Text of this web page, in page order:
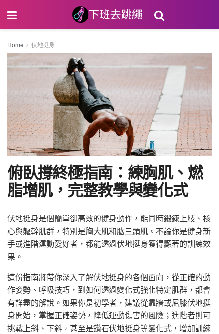
Home 伏地挺身
俯臥撐終極指南：練胸肌、燃
脂增肌，完整教學與變化式
伏地挺身是個簡單卻高效的健身動作，能同時鍛鍊上肢、核
心與軀幹肌群，特別是胸大肌和肱三頭肌。不論你是健身新
手或進階運動愛好者，都能透過伏地挺身獲得顯著的訓練效
果。
這份指南將帶你深入了解伏地挺身的各個面向，從正確的動
作姿勢、呼吸技巧，到如何透過變化式強化特定肌群，都會
有詳盡的解說。如果你是初學者，建議從靠牆或屈膝伏地挺
身開始，掌握正確姿勢，降低運動傷害的風險；進階者則可
挑戰上斜、下斜，甚至是鑽石伏地挺身等變化式，增加訓練